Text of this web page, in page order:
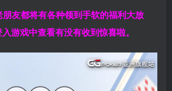
友都将有各种领到手软的福利大放
游戏中查看有没有收到惊喜啦。